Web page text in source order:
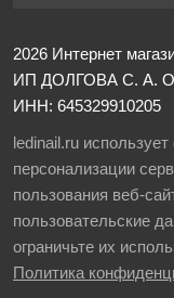
2026 Интернет
ИП ДОЛГОВА С. А.
ИНН: 645329910205
ledinail.ru
персонализации
пользования веб-
пользовательские
ограничьте их
Политика